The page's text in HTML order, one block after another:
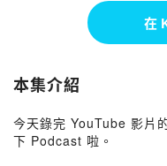
在
本集介紹
今天錄完 YouTube 影片
下 Podcast 啦。